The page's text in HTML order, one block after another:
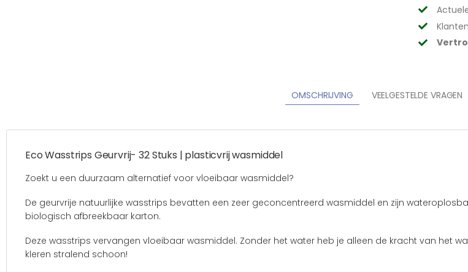
OMSCHRIJVING VEELGESTELDE VRAGEN
Eco Wasstrips Geurvrij- 32 Stuks | plasticvrij wasmiddel
Zoekt u een duurzaam alternatief voor vloeibaar wasmiddel?
De geurvrije natuurlijke wasstrips bevatten een zeer geconcentreerd wasmiddel en zijn
biologisch afbreekbaar karton.
Deze wasstrips vervangen vloeibaar wasmiddel. Zonder het water heb je alleen de kracht van het
kleren stralend schoon!